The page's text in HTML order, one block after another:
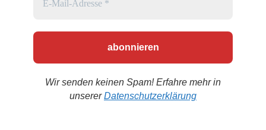
Wir senden keinen Spam! Erfahre mehr in
unsererDatenschutzerklärung